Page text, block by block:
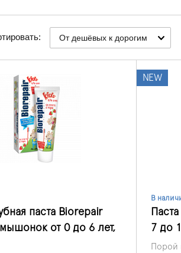
От дешёвых к дорогим
паста Biorepair
от 0 до 6 лет,
NEW
В
7 до
Порой